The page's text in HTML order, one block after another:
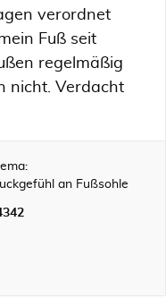
verordnet
Fuß seit
regelmäßig
nicht. Verdacht
an Fußsohle